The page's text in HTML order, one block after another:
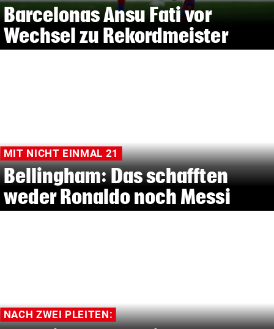
Barcelonas Ansu Fati vor
Wechsel zu Rekordmeister
MIT NICHT EINMAL 21
Bellingham: Das schafften
weder Ronaldo noch Messi
NACH ZWEI PLEITEN: